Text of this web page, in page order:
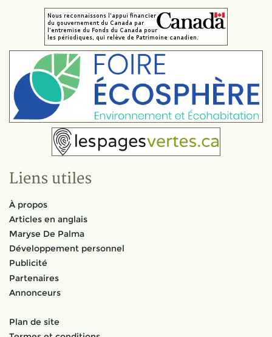
Liens utiles
À propos
Articles en anglais
Maryse De Palma
Développement personnel
Publicité
Partenaires
Annonceurs
Plan de site